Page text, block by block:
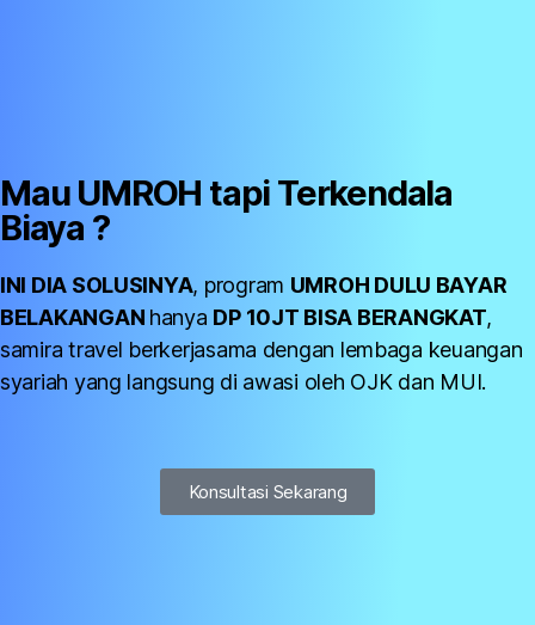
Mau UMROH tapi Terkendala
Biaya ?
INI DIA SOLUSINYA, program UMROH DULU BAYAR
BELAKANGAN hanya DP 10JT BISA BERANGKAT,
samira travel berkerjasama dengan lembaga keuangan
syariah yang langsung di awasi oleh OJK dan MUI.
Konsultasi Sekarang